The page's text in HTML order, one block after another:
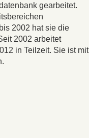
gearbeitet.
2002 hat sie die
2002 arbeitet
in Teilzeit. Sie ist mit